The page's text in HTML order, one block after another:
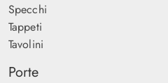
Specchi
Tappeti
Tavolini
Porte